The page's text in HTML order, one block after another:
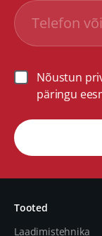
Nõustun
päringu
Tooted
Laadimistehnika